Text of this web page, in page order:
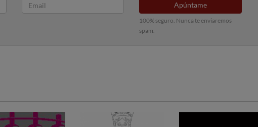
Apúntame
100% seguro. Nunca te enviaremos
spam.